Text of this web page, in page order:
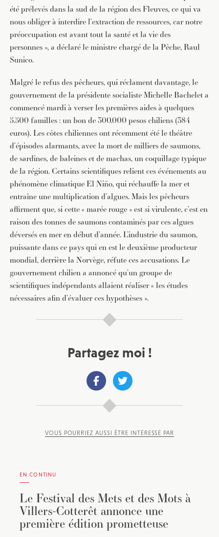
été prélevés dans la sud de la région des Fleuves, ce qui va
nous obliger à interdire l’extraction de ressources, car notre
préoccupation est avant tout la santé et la vie des
personnes », a déclaré le ministre chargé de la Pêche, Raul
Sunico.
Malgré le refus des pêcheurs, qui réclament davantage, le
gouvernement de la présidente socialiste Michelle Bachelet a
commencé mardi à verser les premières aides à quelques
5.500 familles : un bon de 300.000 pesos chiliens (384
euros). Les côtes chiliennes ont récemment été le théâtre
d’épisodes alarmants, avec la mort de milliers de saumons,
de sardines, de baleines et de machas, un coquillage typique
de la région. Certains scientifiques relient ces événements au
phénomène climatique El Niño, qui réchauffe la mer et
entraîne une multiplication d’algues. Mais les pêcheurs
affirment que, si cette « marée rouge » est si virulente, c’est en
raison des tonnes de saumons contaminés par ces algues
déversés en mer en début d’année. L’industrie du saumon,
puissante dans ce pays qui en est le deuxième producteur
mondial, derrière la Norvège, réfute ces accusations. Le
gouvernement chilien a annoncé qu’un groupe de
scientifiques indépendants allaient réaliser « les études
nécessaires afin d’évaluer ces hypothèses ».
Partagez moi !
VOUS POURRIEZ AUSSI ÊTRE INTÉRESSÉ PAR
EN CONTINU
Le Festival des Mets et des Mots à
Villers-Cotterêt annonce une
première édition prometteuse